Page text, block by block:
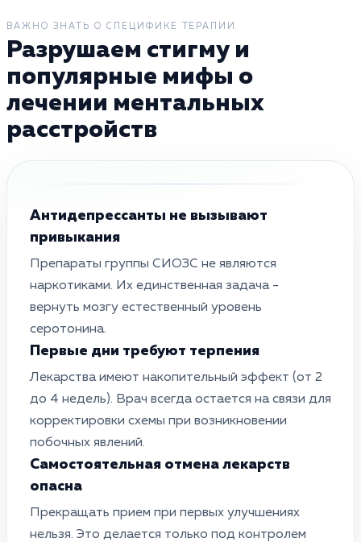
ВАЖНО ЗНАТЬ О СПЕЦИФИКЕ ТЕРАПИИ
Разрушаем стигму и
популярные мифы о
лечении ментальных
расстройств
Антидепрессанты не вызывают
привыкания
Препараты группы СИОЗС не являются
наркотиками. Их единственная задача -
вернуть мозгу естественный уровень
серотонина.
Первые дни требуют терпения
Лекарства имеют накопительный эффект (от 2
до 4 недель). Врач всегда остается на связи для
корректировки схемы при возникновении
побочных явлений.
Самостоятельная отмена лекарств
опасна
Прекращать прием при первых улучшениях
нельзя. Это делается только под контролем